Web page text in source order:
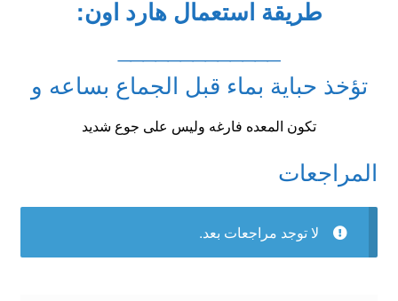
طريقة استعمال هارد اون:
تؤخذ حباية بماء قبل الجماع بساعه و
تكون المعده فارغه وليس على جوع شديد
المراجعات
لا توجد مراجعات بعد.